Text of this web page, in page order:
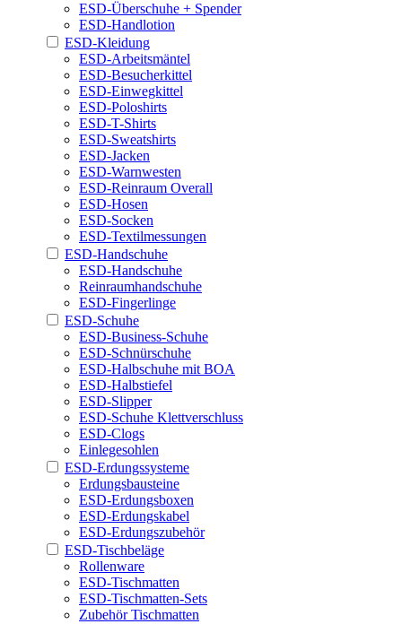
ESD-Überschuhe + Spender
ESD-Handlotion
ESD-Kleidung
ESD-Arbeitsmäntel
ESD-Besucherkittel
ESD-Einwegkittel
ESD-Poloshirts
ESD-T-Shirts
ESD-Sweatshirts
ESD-Jacken
ESD-Warnwesten
ESD-Reinraum Overall
ESD-Hosen
ESD-Socken
ESD-Textilmessungen
ESD-Handschuhe
ESD-Handschuhe
Reinraumhandschuhe
ESD-Fingerlinge
ESD-Schuhe
ESD-Business-Schuhe
ESD-Schnürschuhe
ESD-Halbschuhe mit BOA
ESD-Halbstiefel
ESD-Slipper
ESD-Schuhe Klettverschluss
ESD-Clogs
Einlegesohlen
ESD-Erdungssysteme
Erdungsbausteine
ESD-Erdungsboxen
ESD-Erdungskabel
ESD-Erdungszubehör
ESD-Tischbeläge
Rollenware
ESD-Tischmatten
ESD-Tischmatten-Sets
Zubehör Tischmatten